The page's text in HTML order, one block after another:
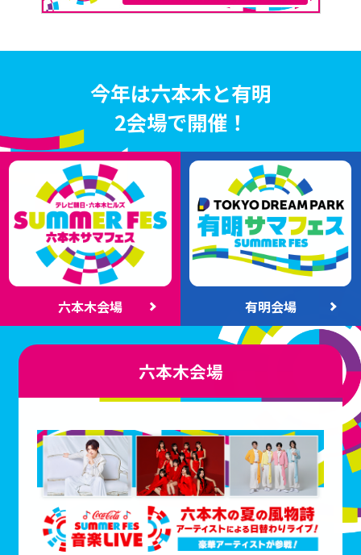
今年は六本木と有明
2会場で開催！
六本木会場 有明会場
六本木会場